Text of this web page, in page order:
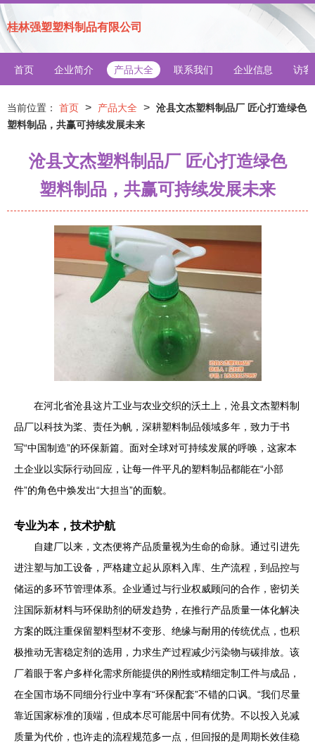
桂林强塑塑料制品有限公司
首页 企业简介 产品大全 联系我们 企业信息 访客
当前位置： 首页 > 产品大全 > 沧县文杰塑料制品厂 匠心打造绿色
塑料制品，共赢可持续发展未来
沧县文杰塑料制品厂 匠心打造绿色
塑料制品，共赢可持续发展未来
在河北省沧县这片工业与农业交织的沃土上，沧县文杰塑料制
品厂以科技为桨、责任为帆，深耕塑料制品领域多年，致力于书
写“中国制造”的环保新篇。面对全球对可持续发展的呼唤，这家本
土企业以实际行动回应，让每一件平凡的塑料制品都能在“小部
件”的角色中焕发出“大担当”的面貌。
专业为本，技术护航
自建厂以来，文杰便将产品质量视为生命的命脉。通过引进先
进注塑与加工设备，严格建立起从原料入库、生产流程，到品控与
储运的多环节管理体系。企业通过与行业权威顾问的合作，密切关
注国际新材料与环保助剂的研发趋势，在推行产品质量一体化解决
方案的既注重保留塑料型材不变形、绝缘与耐用的传统优点，也积
极推动无害稳定剂的选用，力求生产过程减少污染物与碳排放。该
厂着眼于客户多样化需求所能提供的刚性或精细定制工件与成品，
在全国市场不同细分行业中享有“环保配套”不错的口讽。“我们尽量
靠近国家标准的顶端，但成本尽可能居中同有优势。不以投入兑减
质量为代价，也许走的流程规范多一点，但回报的是周期长效佳稳